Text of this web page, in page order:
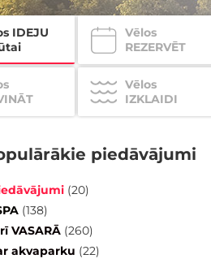
IDEJU
Vēlos
REZERVĒT
Vēlos
IZKLAIDI
piedāvājumi
(20)
(138)
VASARĀ (260)
akvaparku (22)